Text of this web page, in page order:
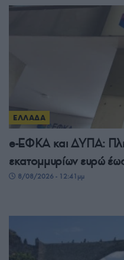
ΕΛΛΑΔΑ
e-ΕΦΚΑ και ΔΥΠΑ:
εκατομμυρίων ευρώ
8/08/2026 - 12:41μμ